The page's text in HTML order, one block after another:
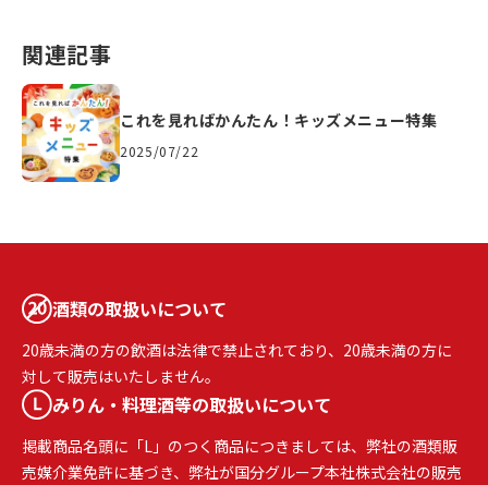
関連記事
これを見ればかんたん！キッズメニュー特集
2025/07/22
酒類の取扱いについて
20歳未満の方の飲酒は法律で禁止されており、20歳未満の方に
対して販売はいたしません。
みりん・料理酒等の取扱いについて
掲載商品名頭に「L」のつく商品につきましては、弊社の酒類販
売媒介業免許に基づき、弊社が国分グループ本社株式会社の販売